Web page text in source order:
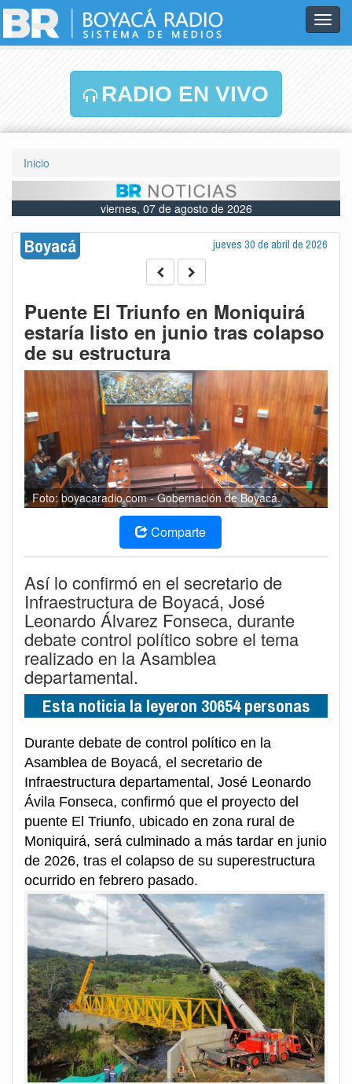
RADIO EN VIVO
Inicio
viernes, 07 de agosto de 2026
Boyacá jueves 30 de abril de 2026
Puente El Triunfo en Moniquirá
estaría listo en junio tras colapso
de su estructura
Foto: boyacaradio.com - Gobernación de Boyacá.
Comparte
Así lo confirmó en el secretario de
Infraestructura de Boyacá, José
Leonardo Álvarez Fonseca, durante
debate control político sobre el tema
realizado en la Asamblea
departamental.
Esta noticia la leyeron 30654 personas
Durante debate de control político en la
Asamblea de Boyacá, el secretario de
Infraestructura departamental, José Leonardo
Ávila Fonseca, confirmó que el proyecto del
puente El Triunfo, ubicado en zona rural de
Moniquirá, será culminado a más tardar en junio
de 2026, tras el colapso de su superestructura
ocurrido en febrero pasado.